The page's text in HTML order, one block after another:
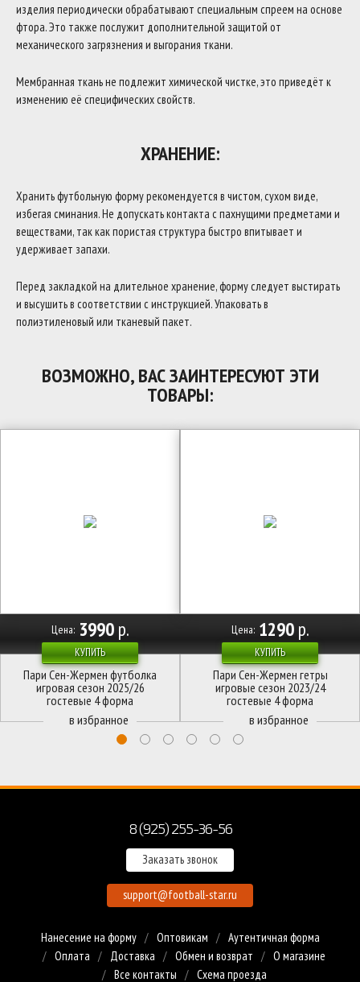
изделия периодически обрабатывают специальным спреем на основе
фтора. Это также послужит дополнительной защитой от
механического загрязнения и выгорания ткани.
Мембранная ткань не подлежит химической чистке, это приведёт к
изменению её специфических свойств.
ХРАНЕНИЕ:
Хранить футбольную форму рекомендуется в чистом, сухом виде,
избегая сминания. Не допускать контакта с пахнущими предметами и
веществами, так как пористая структура быстро впитывает и
удерживает запахи.
Перед закладкой на длительное хранение, форму следует выстирать
и высушить в соответствии с инструкцией. Упаковать в
полиэтиленовый или тканевый пакет.
ВОЗМОЖНО, ВАС ЗАИНТЕРЕСУЮТ ЭТИ
ТОВАРЫ:
КУПИТЬ
Цена: 3990р.
Пари Сен-Жермен футболка
игровая сезон 2025/26
гостевые 4 форма
КУПИТЬ
Цена: 1290р.
Пари Сен-Жермен гетры
игровые сезон 2023/24
гостевые 4 форма
8 (925) 255-36-56
Заказать звонок
support@football-star.ru
Нанесение на форму Оптовикам
Аутентичная форма
Оплата
Доставка Обмен и возврат
О магазине
Все контакты
Схема проезда